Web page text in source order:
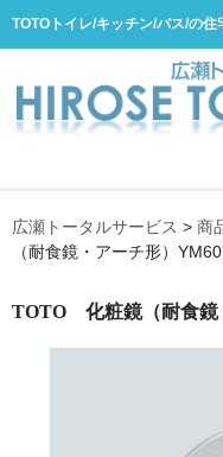
TOTOトイレ/キッチン/バス/の
会社概要
商品一覧
広瀬トータルサービス > 商
（耐食鏡・アーチ形）
TOTO 化粧鏡（耐食鏡